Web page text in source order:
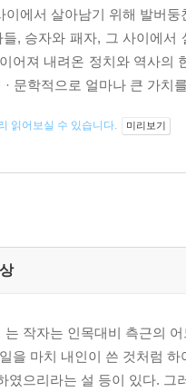
이에서 살아남기 위해 발버
, 승자와 패자, 그 사이에
어져 내려온 정치와 역사의
· 문학적으로 얼마나 큰 가치
읽어보실 수 있습니다. 미리보기
는 작자는 인목대비 측근의
을 마치 내인이 쓴 것처럼
였으리라는 설 등이 있다. 그